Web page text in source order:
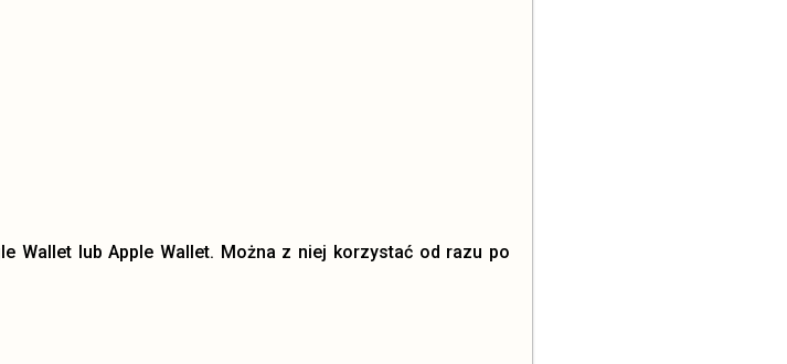
Wallet lub Apple Wallet. Można z niej korzystać od razu po